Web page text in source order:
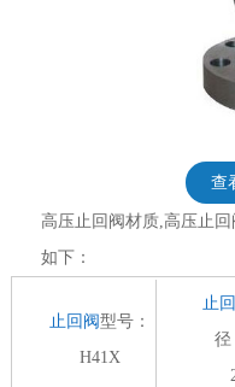
查
高压止回阀材质,高压止
如下：
止回阀型号：
H41X
止
径